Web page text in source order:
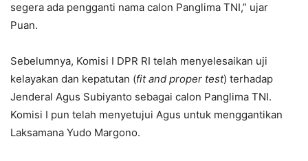
segera ada pengganti nama calon Panglima TNI,” ujar
Puan.
Sebelumnya, Komisi I DPR RI telah menyelesaikan uji
kelayakan dan kepatutan (fit and proper test) terhadap
Jenderal Agus Subiyanto sebagai calon Panglima TNI.
Komisi I pun telah menyetujui Agus untuk menggantikan
Laksamana Yudo Margono.